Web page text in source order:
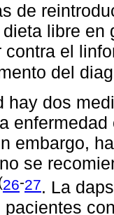
de
libre
contra el
del
hay dos
embargo,
se
26-27. La